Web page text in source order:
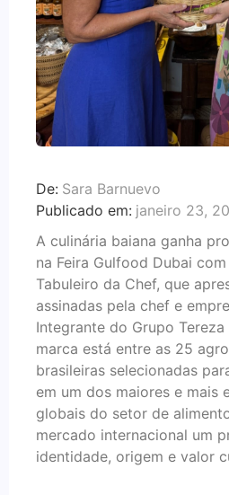
De: Sara Barnuevo
Publicado em: janeiro 23,
A culinária baiana ganha
na Feira Gulfood Dubai
Tabuleiro da Chef, que
assinadas pela chef e
Integrante do Grupo Tereza
marca está entre as 25
brasileiras selecionadas
em um dos maiores e mais
globais do setor de
mercado internacional um
identidade, origem e valor